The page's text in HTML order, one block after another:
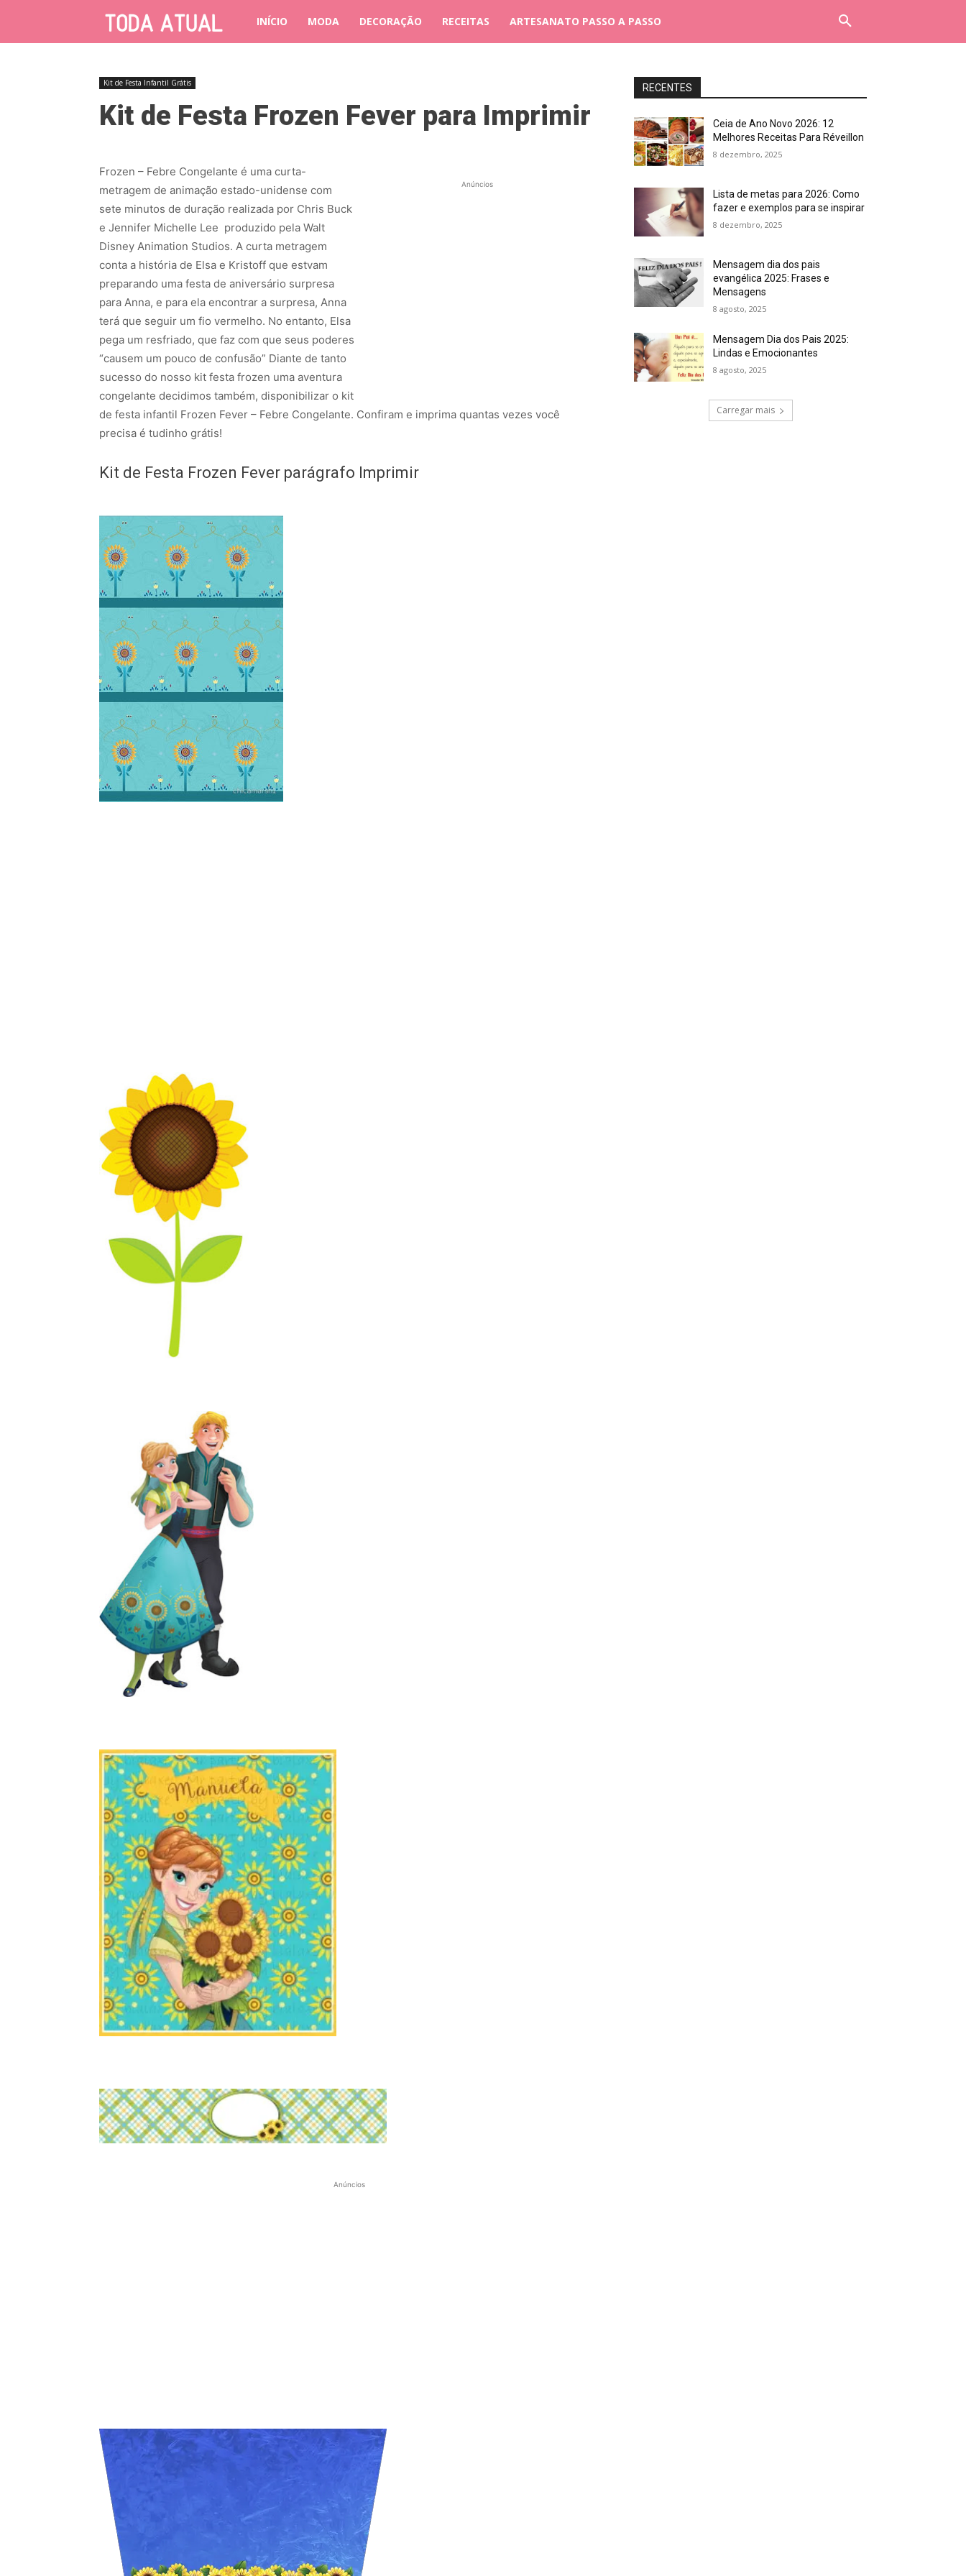
INÍCIO MODA DECORAÇÃO RECEITAS ARTESANATO PASSO A PASSO
Kit de Festa Infantil Grátis
Kit de Festa Frozen Fever para Imprimir
Anúncios
Frozen – Febre Congelante é uma curta-
metragem de animação estado-unidense com
sete minutos de duração realizada por Chris Buck
e Jennifer Michelle Lee produzido pela Walt
Disney Animation Studios. A curta metragem
conta a história de Elsa e Kristoff que estvam
preparando uma festa de aniversário surpresa
para Anna, e para ela encontrar a surpresa, Anna
terá que seguir um fio vermelho. No entanto, Elsa
pega um resfriado, que faz com que seus poderes
“causem um pouco de confusão” Diante de tanto
sucesso do nosso kit festa frozen uma aventura
congelante decidimos também, disponibilizar o kit
de festa infantil Frozen Fever – Febre Congelante. Confiram e imprima quantas vezes você
precisa é tudinho grátis!
Kit de Festa Frozen Fever parágrafo Imprimir
Anúncios
RECENTES
Ceia de Ano Novo 2026: 12
Melhores Receitas Para Réveillon
8 dezembro, 2025
Lista de metas para 2026: Como
fazer e exemplos para se inspirar
8 dezembro, 2025
Mensagem dia dos pais
evangélica 2025: Frases e
Mensagens
8 agosto, 2025
Mensagem Dia dos Pais 2025:
Lindas e Emocionantes
8 agosto, 2025
Carregar mais